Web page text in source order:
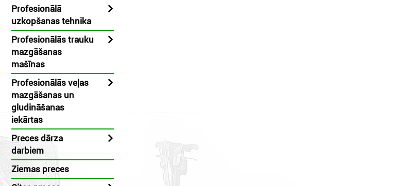
Profesionālā
uzkopšanas tehnika
Profesionālās trauku
mazgāšanas
mašīnas
Profesionālās veļas
mazgāšanas un
gludināšanas
iekārtas
Preces dārza
darbiem
Ziemas preces